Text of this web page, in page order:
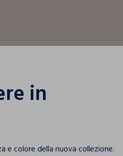
in
e colore della nuova collezione.